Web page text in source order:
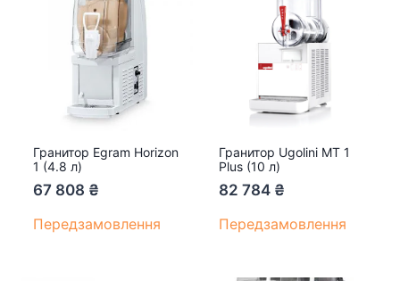
Гранитор Egram Horizon
1 (4.8 л)
67 808 ₴
Передзамовлення
Гранитор Ugolini MT 1
Plus (10 л)
82 784 ₴
Передзамовлення